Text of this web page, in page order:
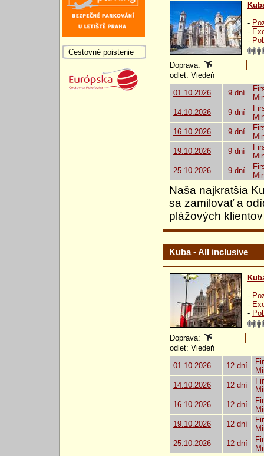
-
-
-
Doprava:
odlet: Viedeň
01.10.2026
9 dní
14.10.2026
9 dní
16.10.2026
9 dní
19.10.2026
9 dní
25.10.2026
9 dní
Naša najkratšia
sa zamilovať a
plážových
Kuba - All inclusive
-
-
-
Doprava:
odlet: Viedeň
01.10.2026
12 dní
14.10.2026
12 dní
16.10.2026
12 dní
19.10.2026
12 dní
25.10.2026
12 dní
Cestovné poistenie